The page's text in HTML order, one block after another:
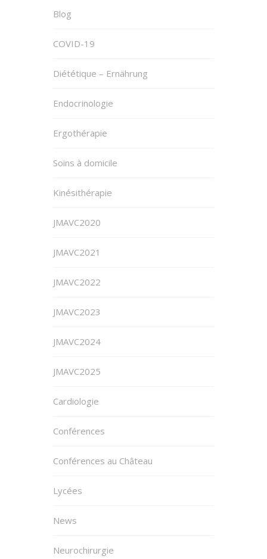
Blog
COVID-19
Diététique – Ernährung
Endocrinologie
Ergothérapie
Soins à domicile
Kinésithérapie
JMAVC2020
JMAVC2021
JMAVC2022
JMAVC2023
JMAVC2024
JMAVC2025
Cardiologie
Conférences
Conférences au Château
Lycées
News
Neurochirurgie